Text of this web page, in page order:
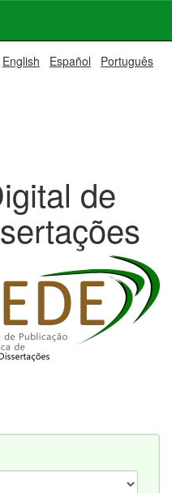
English Español Português
de